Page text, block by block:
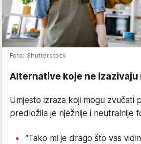
Foto: Shutterstock
Alternative koje ne izazivaju
Umjesto izraza koji mogu zvučati
predložila je nježnije i neutralnije
“Tako mi je drago što vas